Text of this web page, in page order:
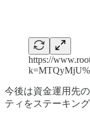
https://
今後は資金運用先
ティをステーキン